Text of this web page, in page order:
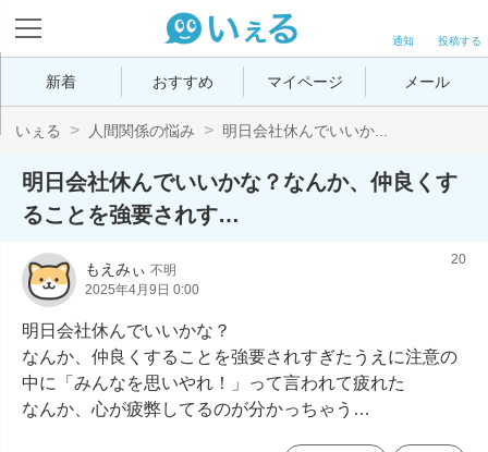
投稿する
通知
新着 おすすめ マイページ メール
いぇる 人間関係の悩み 明日会社休んでいいか...
明日会社休んでいいかな？なんか、仲良くす
ることを強要されす…
もえみぃ 不明
2025年4月9日 0:00
20
明日会社休んでいいかな？
なんか、仲良くすることを強要されすぎたうえに注意の
中に「みんなを思いやれ！」って言われて疲れた
なんか、心が疲弊してるのが分かっちゃう…